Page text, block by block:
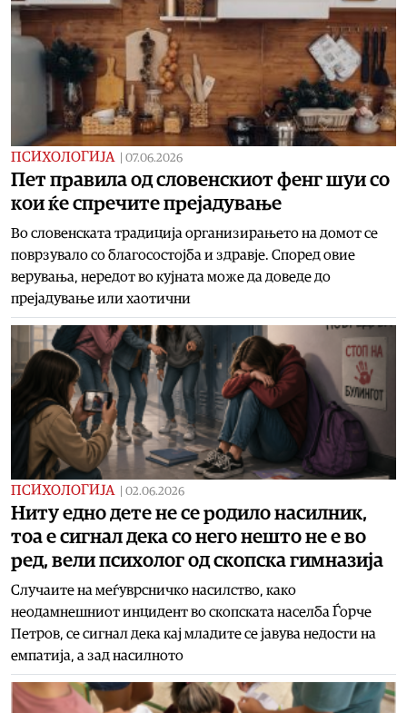
ПСИХОЛОГИЈА 07.06.2026
Пет правила од словенскиот фенг шуи со
кои ќе спречите прејадување
Во словенската традиција организирањето на домот се
поврзувало со благосостојба и здравје. Според овие
верувања, нередот во кујната може да доведе до
прејадување или хаотични
ПСИХОЛОГИЈА 02.06.2026
Ниту едно дете не се родило насилник,
тоа е сигнал дека со него нешто не е во
ред, вели психолог од скопска гимназија
Случаите на меѓуврсничко насилство, како
неодамнешниот инцидент во скопската населба Ѓорче
Петров, се сигнал дека кај младите се јавува недости на
емпатија, а зад насилното